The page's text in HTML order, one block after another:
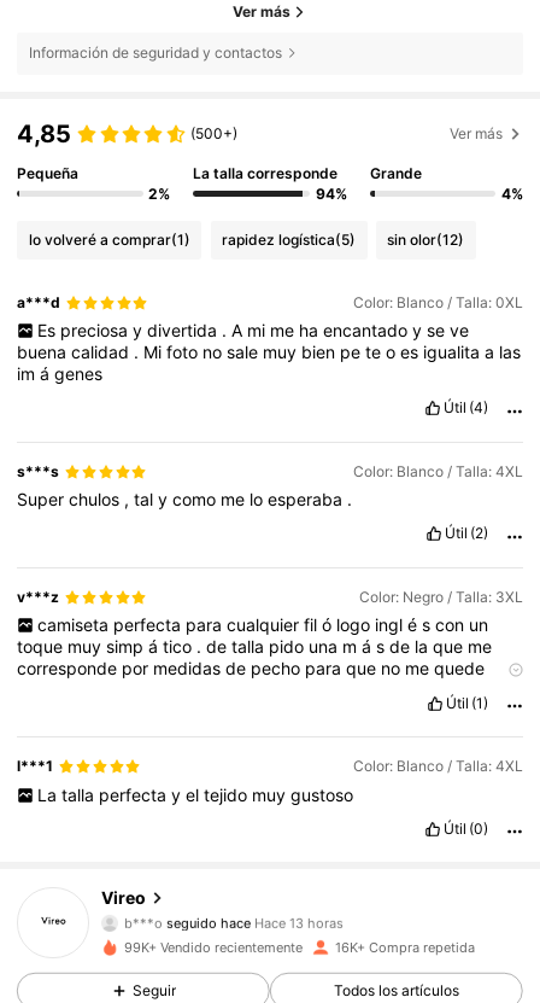
Ver más
Información de seguridad y contactos
4,85 (500+) Ver más
Pequeña
2%
La talla corresponde
94%
Grande
4%
lo volveré a comprar(1) rapidez logística(5) sin olor(12)
a***d Color: Blanco / Talla: 0XL
Es preciosa y divertida . A mi me ha encantado y se ve
buenacalidad . Mifoto nosale muy bien peteoes igualitaa las
imágenes
Útil (4)
s***s Color: Blanco / Talla: 4XL
Superchulos ,talycomo me loesperaba .
Útil (2)
v***z Color: Negro / Talla: 3XL
camiseta perfecta para cualquier fil ó logo ingl é s con un
toque muysimpático .detalla pido una másde laque me
corresponde por medidasde pecho paraque no mequede
pedido
Útil (1)
l***1 Color: Blanco / Talla: 4XL
La talla perfecta y el tejido muy gustoso
Útil (0)
Vireob***o
x***6está navegando
4,75
4.3K Seguidores
99K+ Vendido recientemente 16K+ Compra repetida
Seguir Todos los artículos